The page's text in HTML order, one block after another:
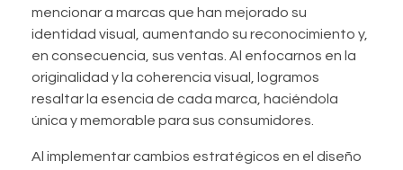
mencionar a marcas que han mejorado su
identidad visual, aumentando su reconocimiento y,
en consecuencia, sus ventas. Al enfocarnos en la
originalidad y la coherencia visual, logramos
resaltar la esencia de cada marca, haciéndola
única y memorable para sus consumidores.
Al implementar cambios estratégicos en el diseño